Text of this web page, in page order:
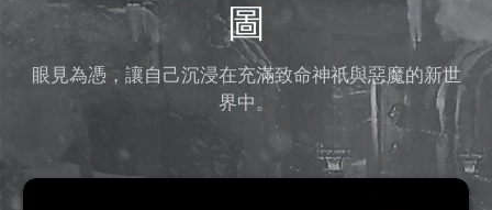
圖
眼見為憑，讓自己沉浸在充滿致命神祇與惡魔的新世
界中。